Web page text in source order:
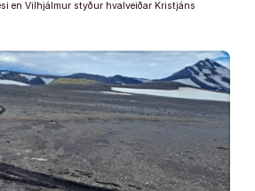
en Vilhjálmur styður hvalveiðar Kristjáns